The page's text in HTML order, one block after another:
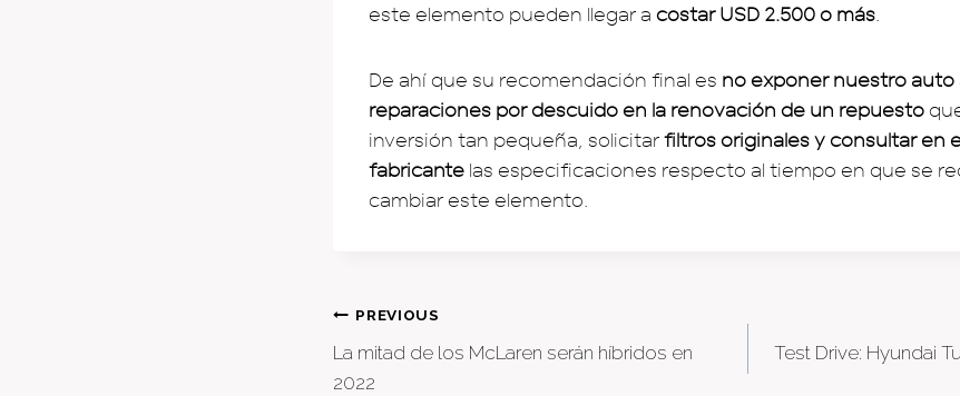
este elemento pueden llegar a costar USD 2.500 o más.
De ahí que su recomendación final es no exponer nuestro auto
reparaciones por descuido en la renovación de un repuesto
inversión tan pequeña, solicitar filtros originales y consultar en
fabricante las especificaciones respecto al tiempo en que se
cambiar este elemento.
Post
navigation
PREVIOUS
La mitad de los McLaren serán híbridos en
2022
Test Drive: Hyundai